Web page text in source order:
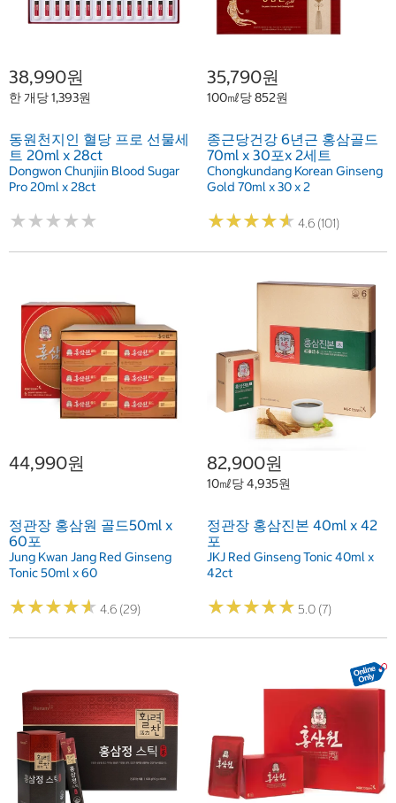
38,990원
한 개당 1,393원
동원천지인 혈당 프로 선물세
트 20ml x 28ct
Dongwon Chunjiin Blood Sugar
Pro 20ml x 28ct
★★★★★
★★★★★
35,790원
100㎖당 852원
종근당건강 6년근 홍삼골드
70ml x 30포x 2세트
Chongkundang Korean Ginseng
Gold 70ml x 30 x 2
★★★★★
★★★★★ 4.6 (101)
44,990원
정관장 홍삼원 골드50ml x
60포
Jung Kwan Jang Red Ginseng
Tonic 50ml x 60
★★★★★
★★★★★ 4.6 (29)
82,900원
10㎖당 4,935원
정관장 홍삼진본 40ml x 42
포
JKJ Red Ginseng Tonic 40ml x
42ct
★★★★★
★★★★★ 5.0 (7)